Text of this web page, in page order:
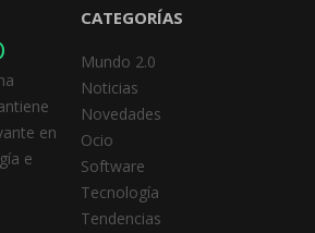
en
e
CATEGORÍAS
Mundo 2.0
Noticias
Novedades
Ocio
Software
Tecnología
Tendencias